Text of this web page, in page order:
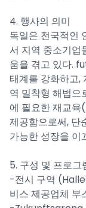
4. 행사의 의미
독일은 전국적
서 지역 중소기업
움을 겪고 있다.
태계를 강화하고,
역 밀착형 해법으
에 필요한 재교
제공함으로써, 단
가능한 성장을 이
5. 구성 및 프로그
-전시 구역 (Halle
비스 제공업체 부